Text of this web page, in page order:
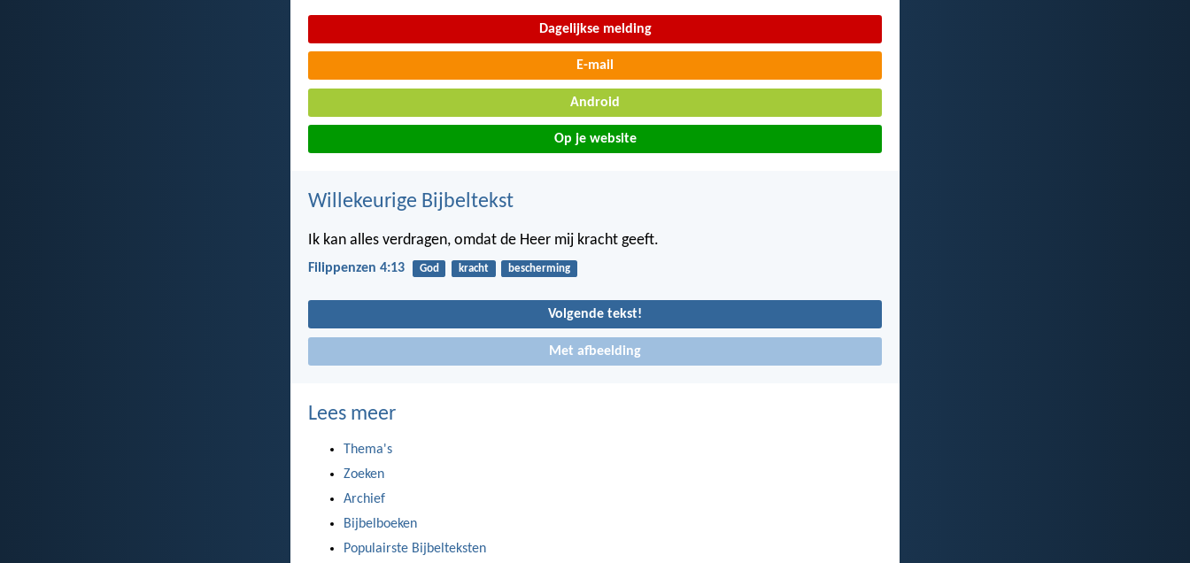
Dagelijkse melding
E-mail
Android
Op je website
Willekeurige Bijbeltekst
Ik kan alles verdragen, omdat de Heer mij kracht geeft.
Filippenzen 4:13 God kracht bescherming
Volgende tekst!
Met afbeelding
Lees meer
Thema's
Zoeken
Archief
Bijbelboeken
Populairste Bijbelteksten